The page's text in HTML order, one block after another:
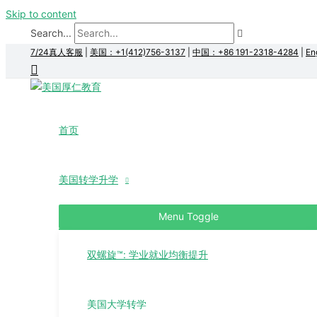
Skip to content
Search...
7/24真人客服 美国：+1(412)756-3137 中国：+86 191-2318-4284
首页
美国转学升学
Menu Toggle
双螺旋™: 学业就业均衡提升
美国大学转学